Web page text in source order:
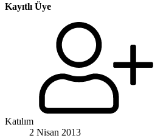
Kayıtlı Üye
Katılım
2 Nisan 2013